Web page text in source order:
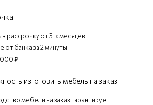
рассрочку от 3-х месяцев
от банка за 2 минуты
₽
изготовить мебель на заказ
мебели на заказ гарантирует